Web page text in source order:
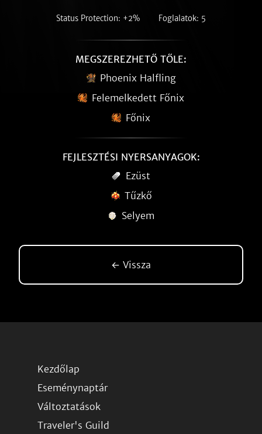
Status Protection: +2% Foglalatok: 5
MEGSZEREZHETŐ TŐLE:
Phoenix Halfling
Felemelkedett Főnix
Főnix
FEJLESZTÉSI NYERSANYAGOK:
Ezüst
Tűzkő
Selyem
← Vissza
Kezdőlap
Eseménynaptár
Változtatások
Traveler's Guild